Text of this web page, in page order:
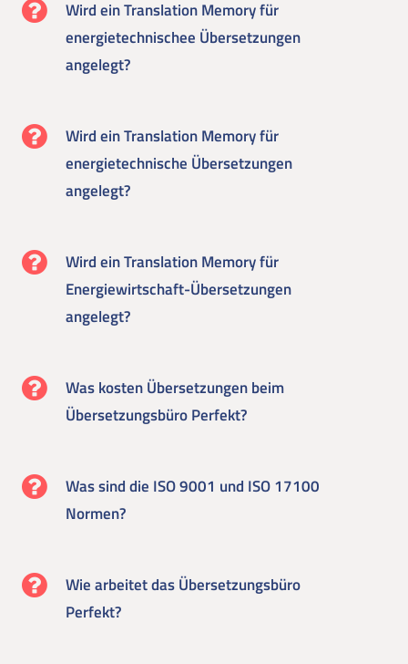
Wird ein Translation Memory für
energietechnischee Übersetzungen
angelegt?
Wird ein Translation Memory für
energietechnische Übersetzungen
angelegt?
Wird ein Translation Memory für
Energiewirtschaft-Übersetzungen
angelegt?
Was kosten Übersetzungen beim
Übersetzungsbüro Perfekt?
Was sind die ISO 9001 und ISO 17100
Normen?
Wie arbeitet das Übersetzungsbüro
Perfekt?